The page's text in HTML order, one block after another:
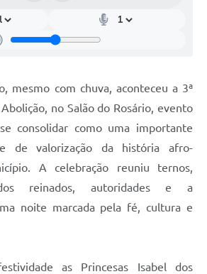
mesmo com chuva, aconteceu a 3ª
no Salão do Rosário, evento
consolidar como uma importante
de valorização da história afro-
A celebração reuniu ternos,
reinados, autoridades e a
noite marcada pela fé, cultura e
as Princesas Isabel dos